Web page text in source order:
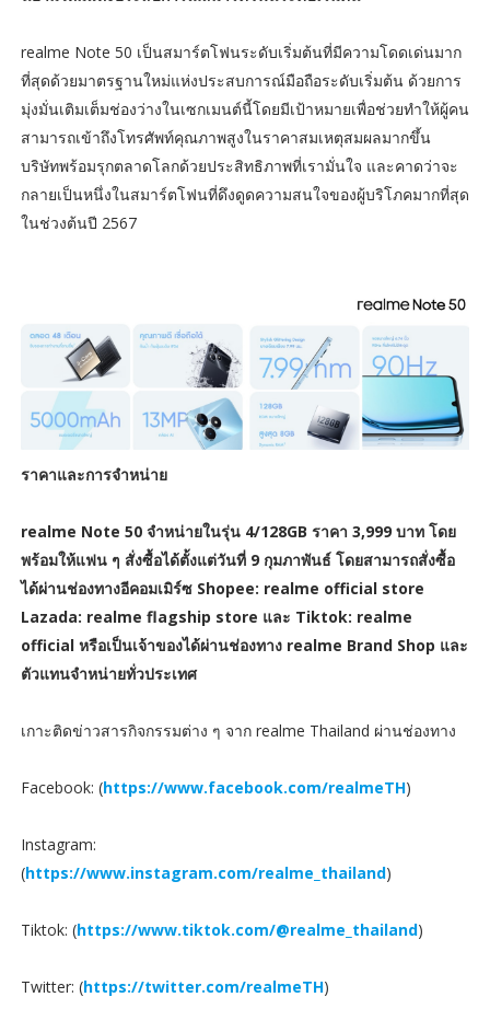
realme Note 50 เป็นสมาร์ตโฟนระดับเริ่มต้นที่มีความโดดเด่นมาก
ที่สุดด้วยมาตรฐานใหม่แห่งประสบการณ์มือถือระดับเริ่มต้น ด้วยการ
มุ่งมั่นเติมเต็มช่องว่างในเซกเมนต์นี้โดยมีเป้าหมายเพื่อช่วยทำให้ผู้คน
สามารถเข้าถึงโทรศัพท์คุณภาพสูงในราคาสมเหตุสมผลมากขึ้น
บริษัทพร้อมรุกตลาดโลกด้วยประสิทธิภาพที่เรามั่นใจ และคาดว่าจะ
กลายเป็นหนึ่งในสมาร์ตโฟนที่ดึงดูดความสนใจของผู้บริโภคมากที่สุด
ในช่วงต้นปี 2567
ราคาและการจำหน่าย
realme Note 50 จำหน่ายในรุ่น 4/128GB ราคา 3,999 บาท โดย
พร้อมให้แฟน ๆ สั่งซื้อได้ตั้งแต่วันที่ 9 กุมภาพันธ์ โดยสามารถสั่งซื้อ
ได้ผ่านช่องทางอีคอมเมิร์ซ Shopee: realme official store
Lazada: realme flagship store และ Tiktok: realme
official หรือเป็นเจ้าของได้ผ่านช่องทาง realme Brand Shop และ
ตัวแทนจำหน่ายทั่วประเทศ
เกาะติดข่าวสารกิจกรรมต่าง ๆ จาก realme Thailand ผ่านช่องทาง
Facebook: (https://www.facebook.com/realmeTH)
Instagram:
(https://www.instagram.com/realme_thailand)
Tiktok: (https://www.tiktok.com/@realme_thailand)
Twitter: (https://twitter.com/realmeTH)